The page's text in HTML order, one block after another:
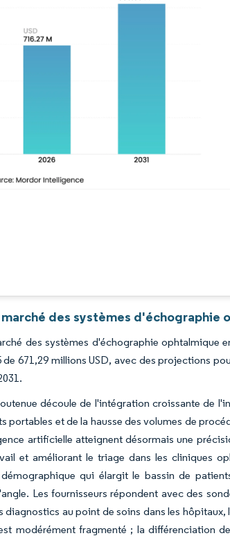
Image © Mordor Intelligence. La
marché des systèmes
des systèmes d'échographie ophtalmique
de 671,29 millions USD, avec des projections
découle de l'intégration croissante de
portables et de la hausse des volumes de
artificielle atteignent désormais une
et améliorant le triage dans les cliniques
qui élargit le bassin de
Les fournisseurs répondent avec des
diagnostics au point de soins dans les
modérément fragmenté ; la différenciation